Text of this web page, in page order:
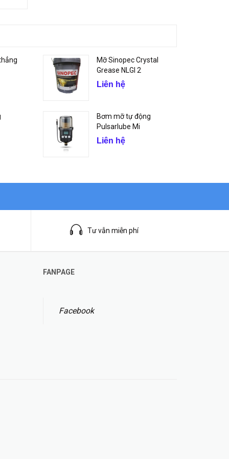
Mỡ Sinopec Crystal
Grease NLGI 2
Liên hệ
Bơm mỡ tự động
Pulsarlube Mi
Liên hệ
Tư vẫn miễn phí
FANPAGE
Facebook